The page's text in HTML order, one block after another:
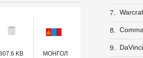
KB МОНГОЛ
7.
8.
9.